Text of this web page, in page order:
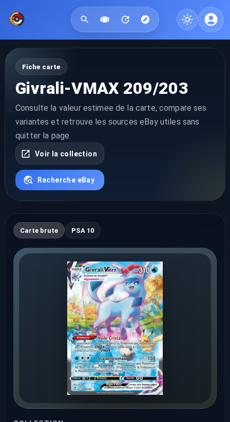
Fiche carte
Givrali-VMAX 209/203
Consulte la valeur estimee de la carte, compare ses
variantes et retrouve les sources eBay utiles sans
quitter la page.
Voir la collection
Recherche eBay
Carte brute PSA 10